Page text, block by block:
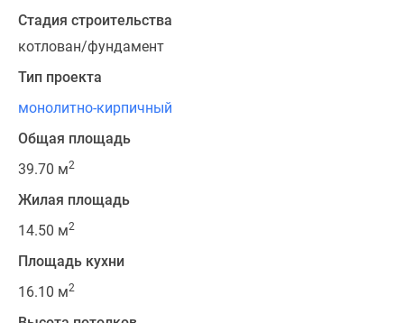
Стадия строительства
котлован/фундамент
Тип проекта
монолитно-кирпичный
Общая площадь
39.70 м2
Жилая площадь
14.50 м2
Площадь кухни
16.10 м2